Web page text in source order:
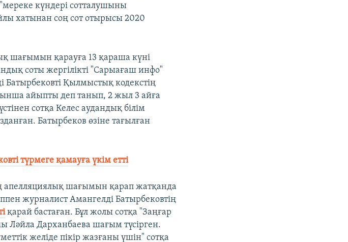
"мереке күндері сотталушыны
хатынан соң сот отырысы 2020
шағымын қарауға 13 қараша күні
соты жергілікті "Сарыағаш инфо"
Қылмыстық кодекстің
айыпты деп танып, 2 жыл 3 айға
сотқа Келес аудандық білім
Батырбеков өзіне тағылған
түрмеге қамауға үкім етті
апелляциялық шағымын қарап жатқанда
журналист Амангелді Батырбековтің
қарай бастаған. Бұл жолы сотқа "Заңғар
Ләйла Дарханбаева шағым түсірген.
желіде пікір жазғаны үшін" сотқа